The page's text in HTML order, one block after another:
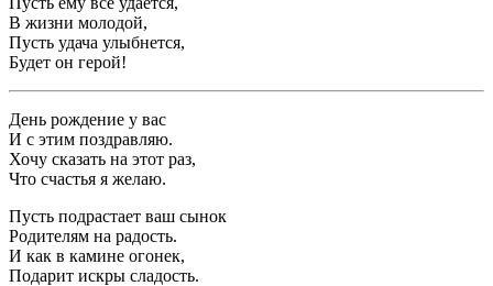
В жизни молодой,
Пусть удача улыбнется,
Будет он герой!
День рождение у вас
И с этим поздравляю.
Хочу сказать на этот раз,
Что счастья я желаю.
Пусть подрастает ваш сынок
Родителям на радость.
И как в камине огонек,
Подарит искры сладость.